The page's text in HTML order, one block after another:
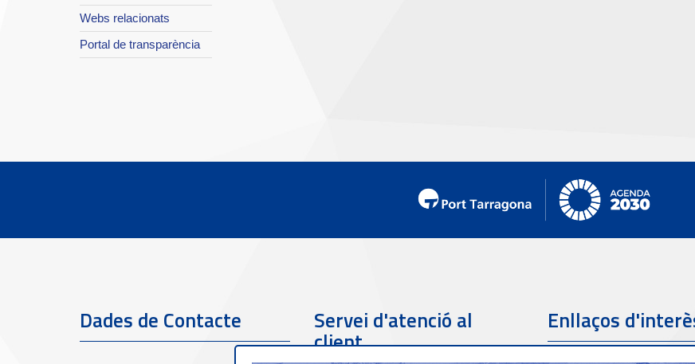
Webs relacionats
Portal de transparència
Dades de Contacte Servei d'atenció al
client
Enllaços